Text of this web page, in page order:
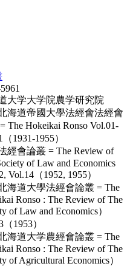
大学大学院農学研究院
海道帝國大學法經會法經會
The Hokeikai Ronso Vol.01-
1931-1955）
經會論叢 = The Review of
of Law and Economics
Vol.14（1952, 1955）
海道大學法經會論叢 = The
Ronso : The Review of The
of Law and Economics）
1953）
海道大学農經會論叢 = The
Ronso : The Review of The
of Agricultural Economics）